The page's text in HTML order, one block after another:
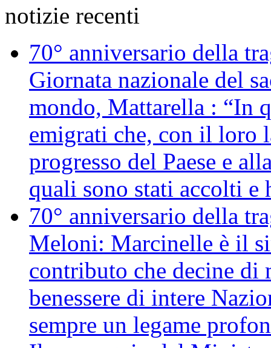
notizie recenti
70° anniversario della
Giornata nazionale del
mondo, Mattarella : “In
emigrati che, con il loro
progresso del Paese e
quali sono stati accolti e
70° anniversario della
Meloni: Marcinelle è il
contributo che decine
benessere di intere
sempre un legame